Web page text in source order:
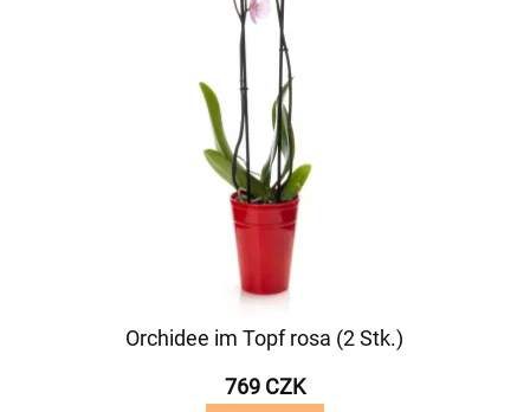
Orchidee im Topf rosa (2 Stk.)
769 CZK